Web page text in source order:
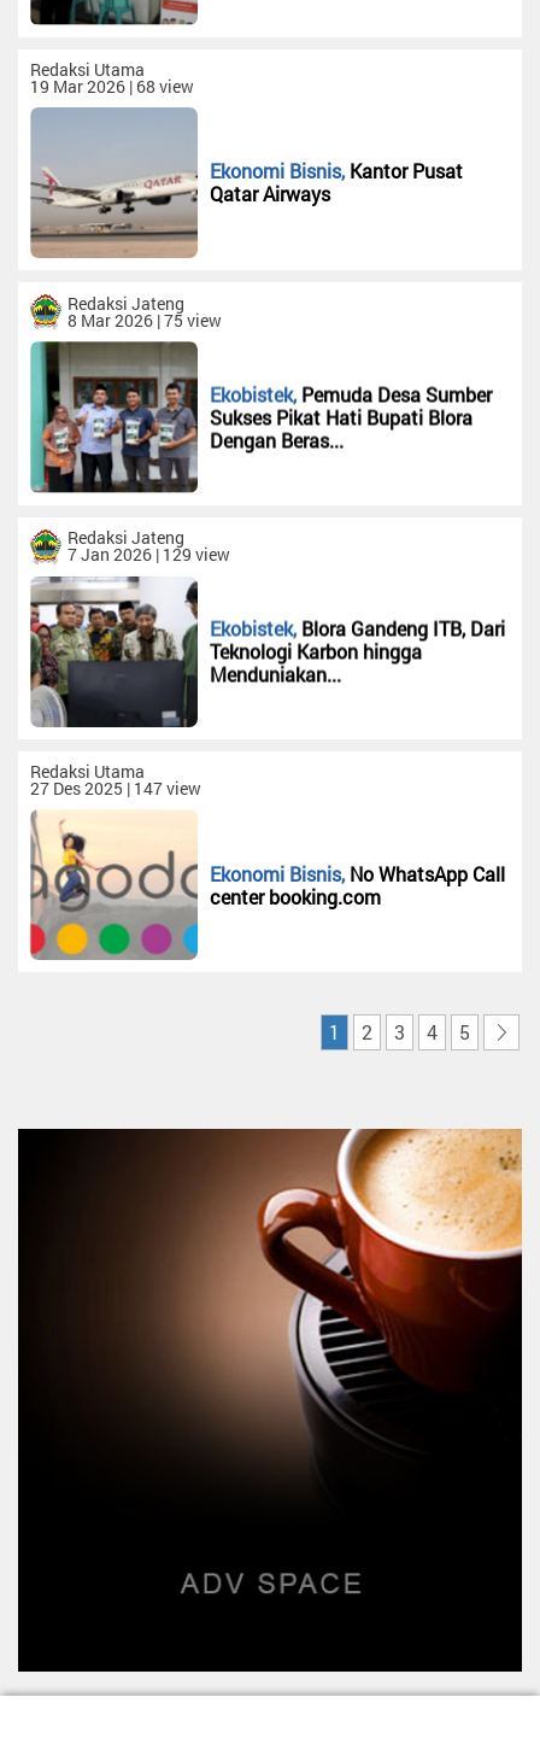
Rubrik
Kalimantan
Timur
Kalimantan
Tengah
Dafris
RD
Bali
Sumatera
Selatan
RDNTB
Sulawesi
Utara
Papua
Kepri
Bengkulu
Sulteng
Alor
Redaksi Utama
19 Mar 2026 | 68 view
Ekonomi Bisnis,Kantor Pusat
Qatar Airways
Redaksi Jateng
8 Mar 2026 | 75 view
Ekobistek, Pemuda Desa Sumber
Sukses Pikat Hati Bupati Blora
Dengan Beras...
Redaksi Jateng
7 Jan 2026 | 129 view
Ekobistek, Blora Gandeng ITB, Dari
Teknologi Karbon hingga
Menduniakan...
Redaksi Utama
27 Des 2025 | 147 view
Ekonomi Bisnis,No WhatsApp Call
center booking.com
1 2 3 4 5 »